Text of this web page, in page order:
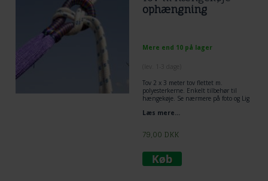
ophængning
Mere end 10 på lager
Tov 2 x 3 meter tov flettet m.
polyesterkerne. Enkelt tilbehør til
hængekøje. Se nærmere på foto og Lig
flagknob mellem hængekøje og tov.
Læs mere...
79,00 DKK